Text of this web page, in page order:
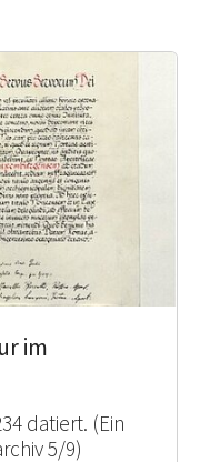
im
datiert. (Ein
5/9)